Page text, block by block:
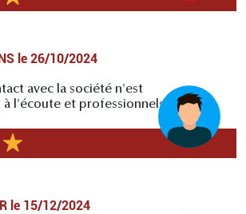
le 26/10/2024
avec la société n'est
à l'écoute et professionnels
le 15/12/2024